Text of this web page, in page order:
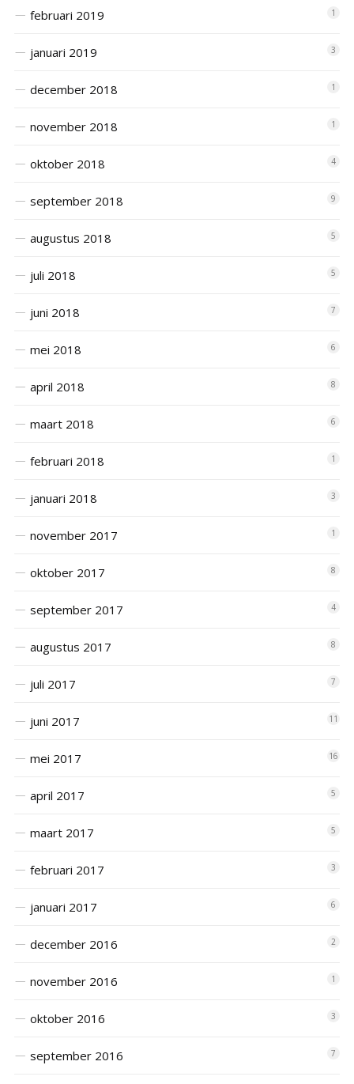
februari 2019 1
januari 2019 3
december 2018 1
november 2018 1
oktober 2018 4
september 2018 9
augustus 2018 5
juli 2018 5
juni 2018 7
mei 2018 6
april 2018 8
maart 2018 6
februari 2018 1
januari 2018 3
november 2017 1
oktober 2017 8
september 2017 4
augustus 2017 8
juli 2017 7
juni 2017 11
mei 2017 16
april 2017 5
maart 2017 5
februari 2017 3
januari 2017 6
december 2016 2
november 2016 1
oktober 2016 3
september 2016 7